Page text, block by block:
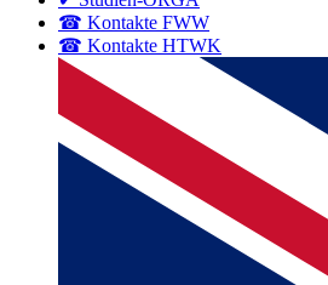
☎ Kontakte FWW
☎ Kontakte HTWK